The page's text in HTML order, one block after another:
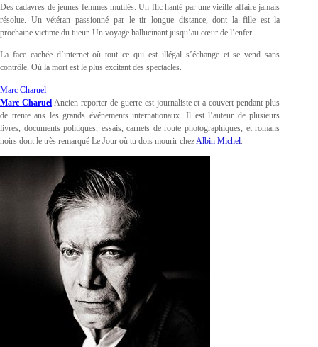
Des cadavres de jeunes femmes mutilés. Un flic hanté par une vieille affaire jamais
résolue. Un vétéran passionné par le tir longue distance, dont la fille est la
prochaine victime du tueur. Un voyage hallucinant jusqu’au cœur de l’enfer.
La face cachée d’internet où tout ce qui est illégal s’échange et se vend sans
contrôle. Où la mort est le plus excitant des spectacles.
Marc Charuel
Marc CharuelAncien reporter de guerre est journaliste et a couvert pendant plus
de trente ans les grands événements internationaux. Il est l’auteur de plusieurs
livres, documents politiques, essais, carnets de route photographiques, et romans
noirs dont le très remarqué Le Jour où tu dois mourir chezAlbin Michel.